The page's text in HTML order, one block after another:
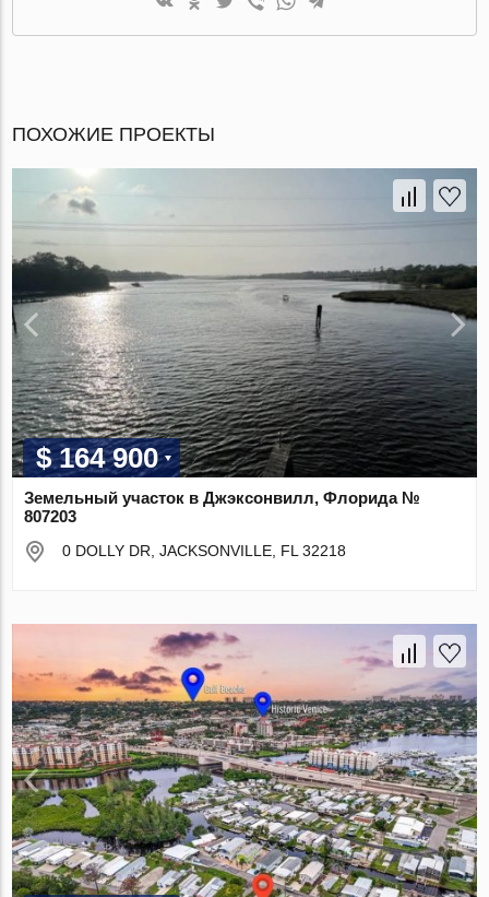
ПОХОЖИЕ ПРОЕКТЫ
$ 164 900
Земельный участок в Джэксонвилл, Флорида №
807203
0 DOLLY DR, JACKSONVILLE, FL 32218